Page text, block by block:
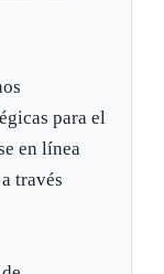
para el
en línea
través